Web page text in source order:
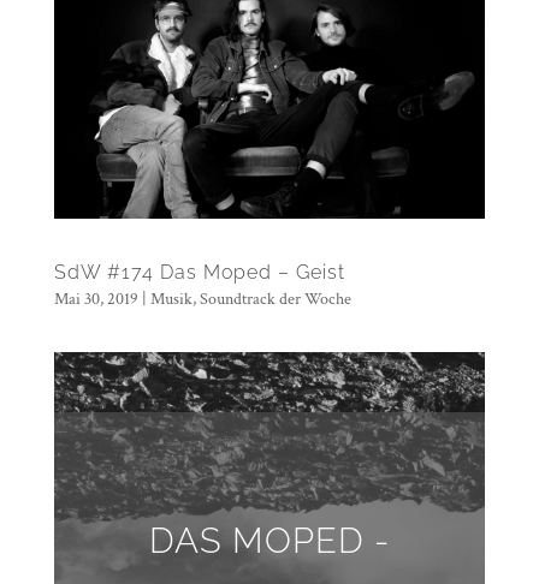
SdW #174 Das Moped – Geist
Mai 30, 2019 Musik,Soundtrack der Woche
DAS MOPED -